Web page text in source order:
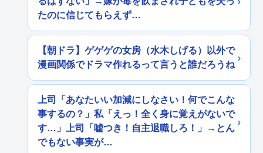
たのに信じてもらえず…
【朝ドラ】ゲゲゲの女房（水木しげる）以外で
漫画関係でドラマ作れるって言うと誰だろうね
上司「あなたいい加減にしなさい！何でこんな
事するの？」私「えっ！全く身に覚えがないで
す…」上司「嘘つき！自主退職しろ！」→とん
でもない事実が…